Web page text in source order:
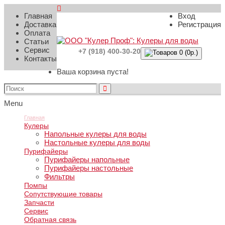
Главная
Доставка
Оплата
Статьи
Сервис
Контакты
Вход
Регистрация
+7 (918) 400-30-20 Товаров 0 (0р.)
Ваша корзина пуста!
Menu
Главная
Кулеры
Напольные кулеры для воды
Настольные кулеры для воды
Пурифайеры
Пурифайеры напольные
Пурифайеры настольные
Фильтры
Помпы
Сопутствующие товары
Запчасти
Сервис
Обратная связь